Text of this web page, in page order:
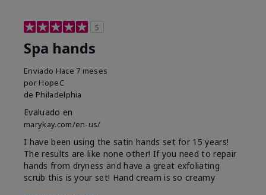
5
Spa hands
Enviado Hace 7 meses
por HopeC
de Philadelphia
Evaluado en
marykay.com/en-us/
I have been using the satin hands set for 15 years!
The results are like none other! If you need to repair
hands from dryness and have a great exfoliating
scrub this is your set! Hand cream is so creamy